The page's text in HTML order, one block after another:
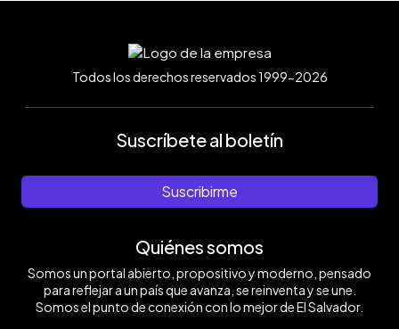
Todos los derechos reservados 1999-2026
Suscríbete al boletín
Suscribirme
Quiénes somos
Somos un portal abierto, propositivo y moderno, pensado
para reflejar a un país que avanza, se reinventa y se une.
Somos el punto de conexión con lo mejor de El Salvador.